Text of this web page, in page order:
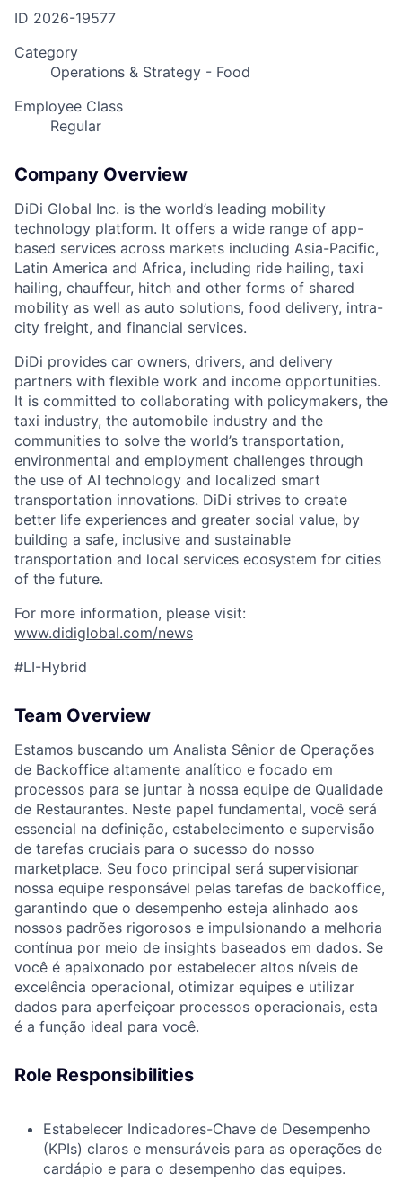
ACME Homepage
ID 2026-19577
Category
Operations & Strategy - Food
Employee Class
Regular
Company Overview
DiDi Global Inc. is the world’s leading mobility
technology platform. It offers a wide range of app-
based services across markets including Asia-Pacific,
Latin America and Africa, including ride hailing, taxi
hailing, chauffeur, hitch and other forms of shared
mobility as well as auto solutions, food delivery, intra-
city freight, and financial services.
DiDi provides car owners, drivers, and delivery
partners with flexible work and income opportunities.
It is committed to collaborating with policymakers, the
taxi industry, the automobile industry and the
communities to solve the world’s transportation,
environmental and employment challenges through
the use of AI technology and localized smart
transportation innovations. DiDi strives to create
better life experiences and greater social value, by
building a safe, inclusive and sustainable
transportation and local services ecosystem for cities
of the future.
For more information, please visit:
www.didiglobal.com/news
#LI-Hybrid
Team Overview
Estamos buscando um Analista Sênior de Operações
de Backoffice altamente analítico e focado em
processos para se juntar à nossa equipe de Qualidade
de Restaurantes. Neste papel fundamental, você será
essencial na definição, estabelecimento e supervisão
de tarefas cruciais para o sucesso do nosso
marketplace. Seu foco principal será supervisionar
nossa equipe responsável pelas tarefas de backoffice,
garantindo que o desempenho esteja alinhado aos
nossos padrões rigorosos e impulsionando a melhoria
contínua por meio de insights baseados em dados. Se
você é apaixonado por estabelecer altos níveis de
excelência operacional, otimizar equipes e utilizar
dados para aperfeiçoar processos operacionais, esta
é a função ideal para você.
Role Responsibilities
Estabelecer Indicadores-Chave de Desempenho
(KPIs) claros e mensuráveis para as operações de
cardápio e para o desempenho das equipes.